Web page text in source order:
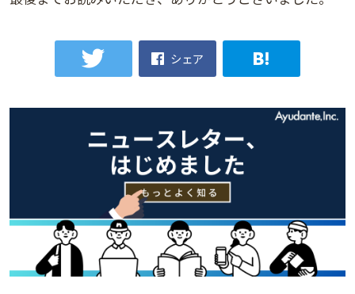
シェア